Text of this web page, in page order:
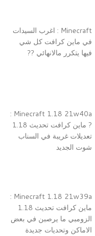
Minecraft : اغرب السيدات
في ماين كرافت كل شي
فيها يتكرر مالانهائي ??
Minecraft 1.18 21w40a :
? ماين كرافت تحديث 1.18
تعديلات غريبة في السناب
شوت الجديد
Minecraft 1.18 21w39a :
ماين كرافت تحديث 1.18
الزومبي ما يرصبن في بعض
الاماكن وتحديات جديدة